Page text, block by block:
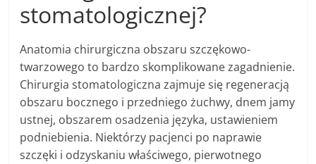
stomatologicznej?
Anatomia chirurgiczna obszaru szczękowo-
twarzowego to bardzo skomplikowane zagadnienie.
Chirurgia stomatologiczna zajmuje się regeneracją
obszaru bocznego i przedniego żuchwy, dnem jamy
ustnej, obszarem osadzenia języka, ustawieniem
podniebienia. Niektórzy pacjenci po naprawie
szczęki i odzyskaniu właściwego, pierwotnego